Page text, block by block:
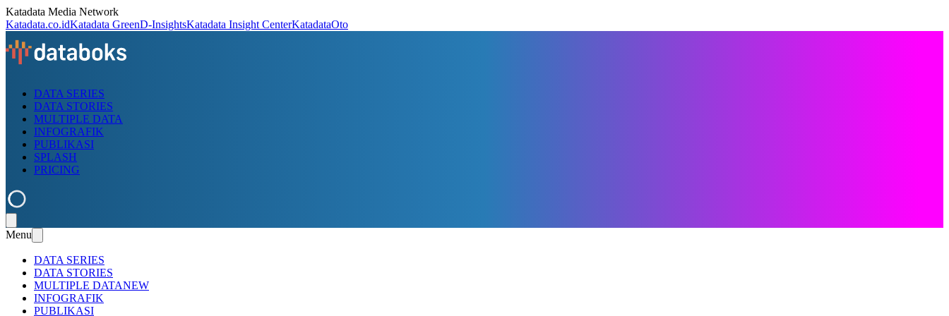
Katadata Media Network
Katadata.co.idKatadata GreenD-InsightsKatadata Insight CenterKatadataOto
DATA SERIES
DATA STORIES
MULTIPLE DATA
INFOGRAFIK
PUBLIKASI
SPLASH
PRICING
Menu
DATA SERIES
DATA STORIES
MULTIPLE DATANEW
INFOGRAFIK
PUBLIKASI